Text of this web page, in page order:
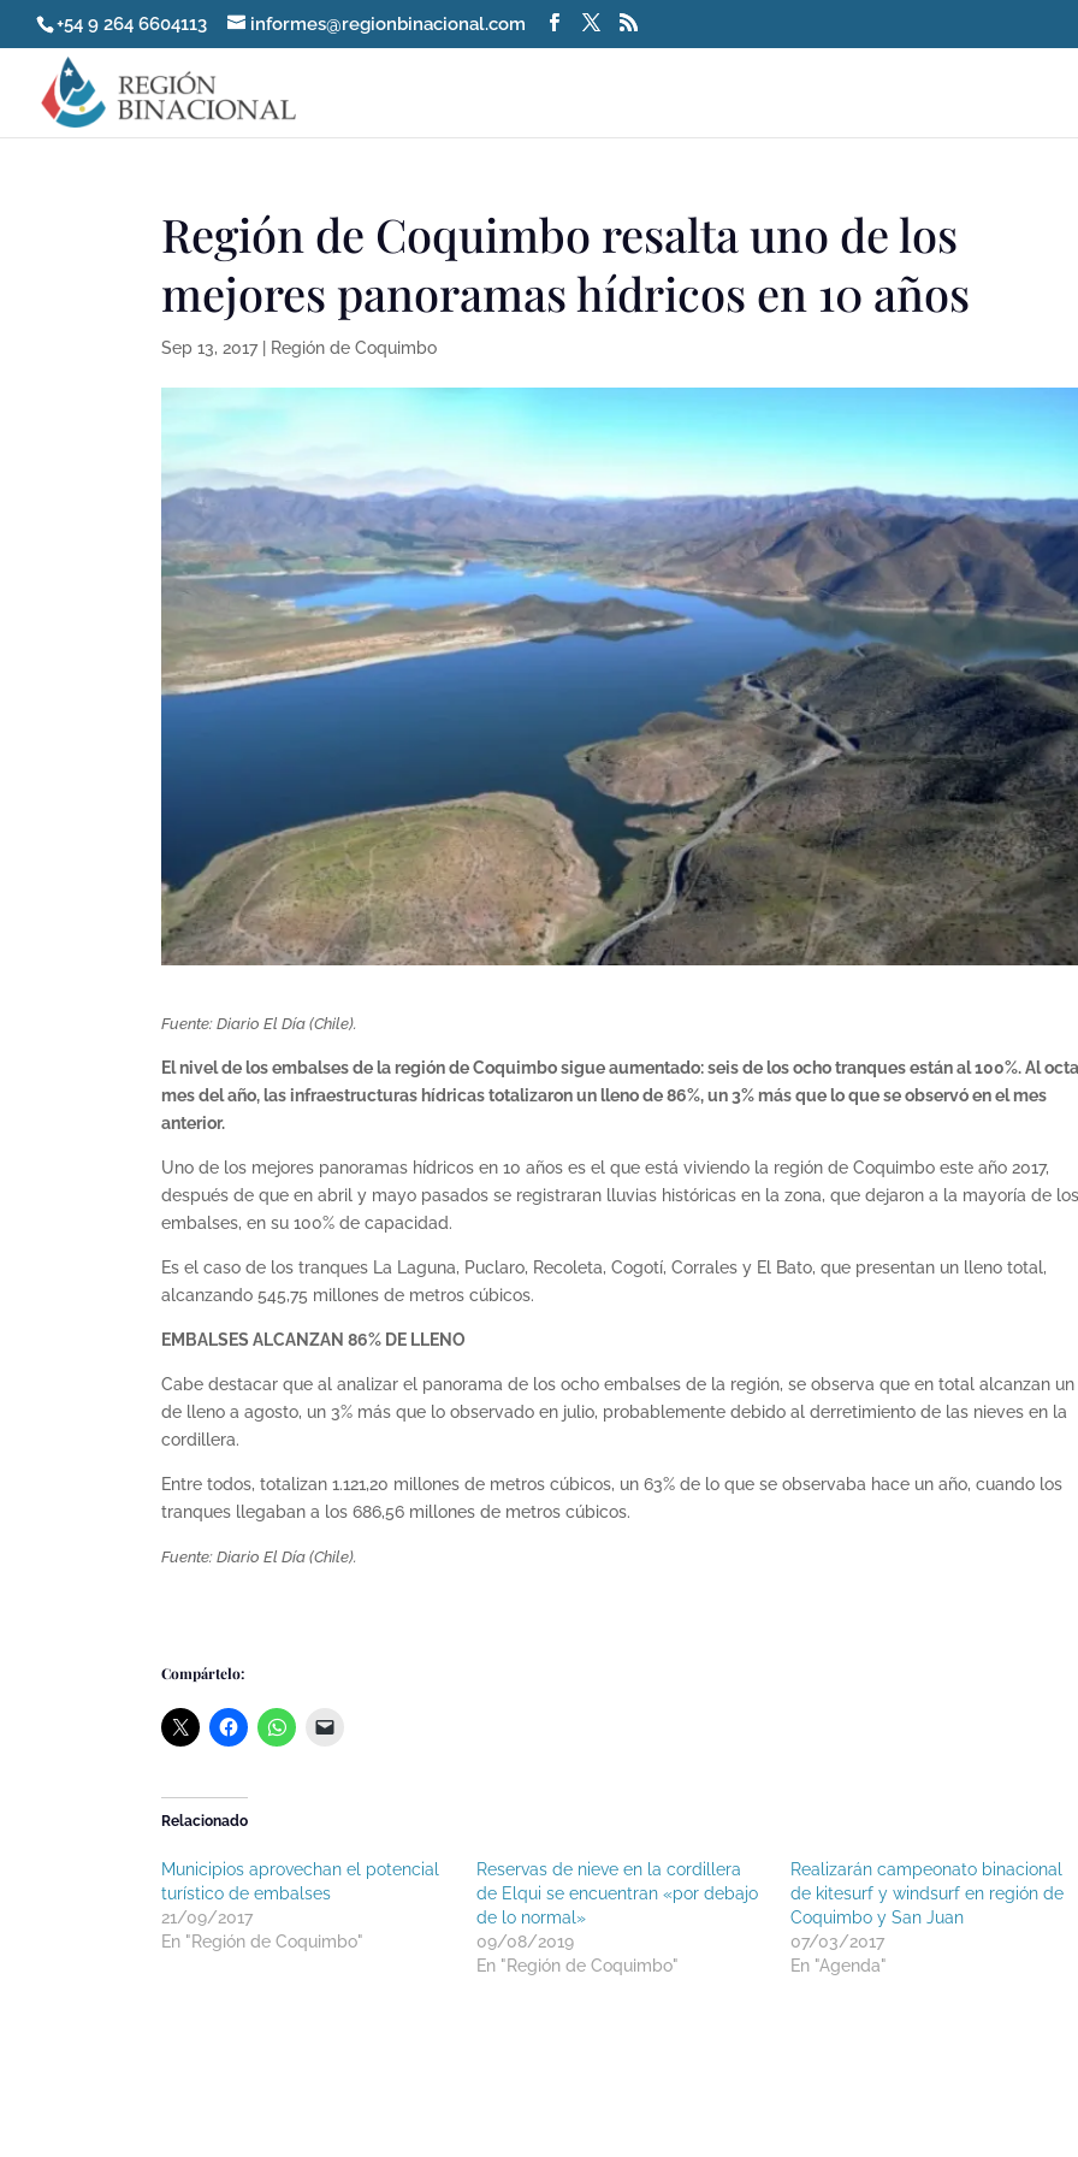
+54 9 264 6604113 informes@regionbinacional.com
Región de Coquimbo resalta uno de los
mejores panoramas hídricos en 10 años
Sep 13, 2017| Región de Coquimbo
Fuente: Diario El Día (Chile).
El nivel de los embalses de la región de Coquimbo sigue aumentado: seis de los ocho tranques están al 100%. Al
mes del año, las infraestructuras hídricas totalizaron un lleno de 86%, un 3% más que lo que se observó en el mes
anterior.
Uno de los mejores panoramas hídricos en 10 años es el que está viviendo la región de Coquimbo este año 2017,
después de que en abril y mayo pasados se registraran lluvias históricas en la zona, que dejaron a la mayoría de
embalses, en su 100% de capacidad.
Es el caso de los tranques La Laguna, Puclaro, Recoleta, Cogotí, Corrales y El Bato, que presentan un lleno total,
alcanzando 545,75 millones de metros cúbicos.
EMBALSES ALCANZAN 86% DE LLENO
Cabe destacar que al analizar el panorama de los ocho embalses de la región, se observa que en total alcanzan un
de lleno a agosto, un 3% más que lo observado en julio, probablemente debido al derretimiento de las nieves en la
cordillera.
Entre todos, totalizan 1.121,20 millones de metros cúbicos, un 63% de lo que se observaba hace un año, cuando los
tranques llegaban a los 686,56 millones de metros cúbicos.
Fuente: Diario El Día (Chile).
Compártelo:
Relacionado
Municipios aprovechan el potencial
turístico de embalses
21/09/2017
En "Región de Coquimbo"
Reservas de nieve en la cordillera
de Elqui se encuentran «por debajo
de lo normal»
09/08/2019
En "Región de Coquimbo"
Realizarán campeonato binacional
de kitesurf y windsurf en región de
Coquimbo y San Juan
07/03/2017
En "Agenda"